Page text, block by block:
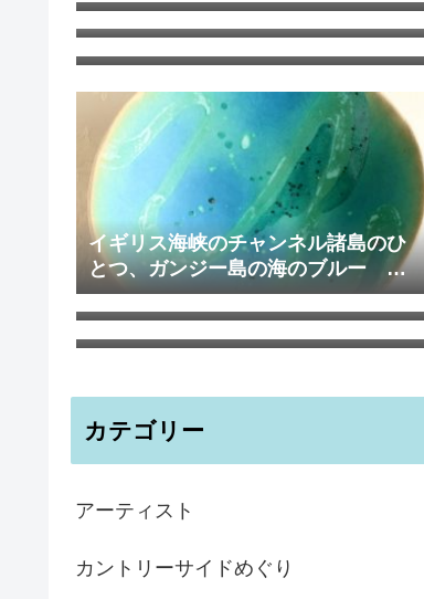
8月 厳しい暑さが続いています
６月のガーデンでの生命と死 ハナ
さんのブログ
イギリス海峡のチャンネル諸島のひ
とつ、ガンジー島の海のブルー イ
ンテリアボウル
ビアマグ 350ml 鉄さび釉 イギリ
ス 陶器
子どもにもおすすめ！ ガーデンの
ノートブックA6 ティリー島の海と
森 ハナさんより
カテゴリー
アーティスト
カントリーサイドめぐり